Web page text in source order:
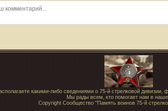
какими-либо сведениями о 75-й стрелковой
Мы рады всем, кто помогает нам в
Copyright Сообщество "Память воинов 75-й